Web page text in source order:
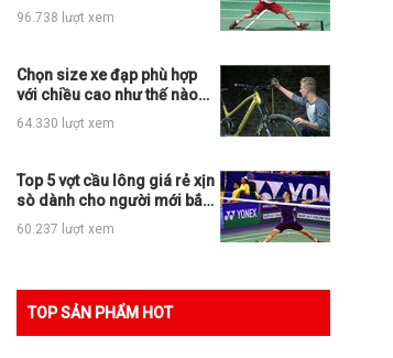
96.738 lượt xem
Chọn size xe đạp phù hợp
với chiều cao như thế nào
cho đúng?
64.330 lượt xem
Top 5 vợt cầu lông giá rẻ xịn
sò dành cho người mới bắt
đầu
60.237 lượt xem
TOP SẢN PHẨM HOT